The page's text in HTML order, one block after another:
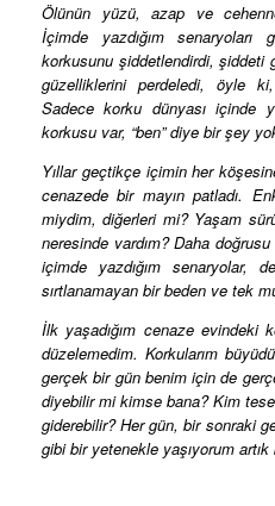
Ölünün yüzü, azap ve
İçimde yazdığım
korkusunu şiddetlendirdi, şiddeti
güzelliklerini perdeledi, öyle
Sadece korku dünyası içinde
korkusu var, “ben” diye bir şey
Yıllar geçtikçe içimin her
cenazede bir mayın patladı.
miydim, diğerleri mi? Yaşam
neresinde vardım? Daha
içimde yazdığım senaryolar,
sırtlanamayan bir beden ve tek
İlk yaşadığım cenaze evindeki
düzelemedim. Korkularım
gerçek bir gün benim için de
diyebilir mi kimse bana? Kim
giderebilir? Her gün, bir sonraki
gibi bir yetenekle yaşıyorum artık